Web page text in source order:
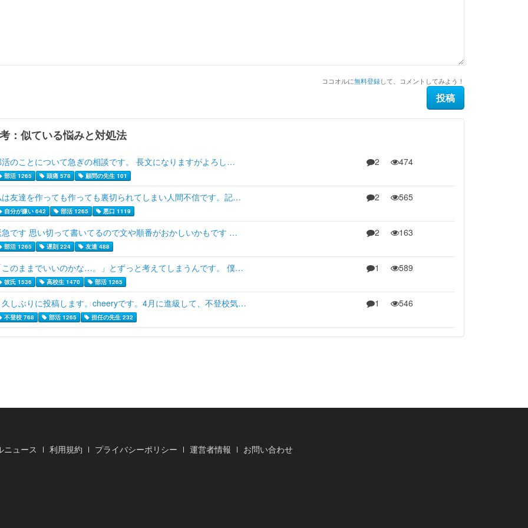
ココオルに無料登録して、コメントしてみよう！
：似ている悩みと対処法
活のことについて急ぎの相談です。 長文になりますがよろし…
部活 1265 頭痛 578 顧問の先生 101
2 474
は友達を作っても作っても裏切られてしまい人間不信です。記…
自分が嫌い 642 部活 1265 悪口 1119
2 565
急です 思い切って書いてるので文や順番がおかしいかもです …
部活 1265 遅刻 224 友達 488
2 163
このままでいいのかな…。」とずっと考えてしまうんです。 僕…
彼氏 1536 高校生 1470 部活 1265
1 589
しぶりに投稿します。cheeryです。4月に進級して、不登校気…
不登校 768 部活 1265 担任の先生 232
1 546
ニュース 利用規約 プライバシーポリシー 運営者情報 お問い合わせ